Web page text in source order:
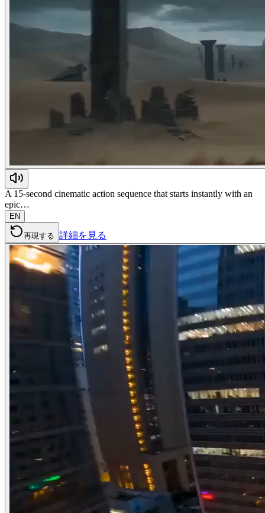
A 15-second cinematic action sequence that starts instantly with an
epic…
EN
再現する 詳細を見る